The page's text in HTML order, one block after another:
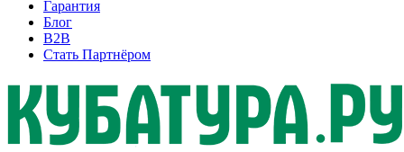
Гарантия
Блог
B2B
Стать Партнёром